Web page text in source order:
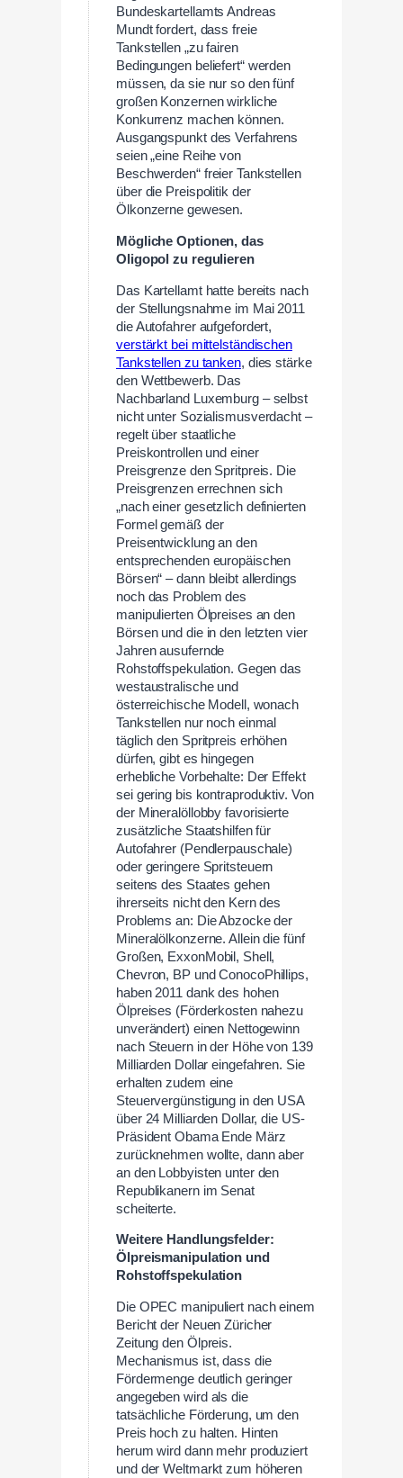
Bundeskartellamts Andreas
Mundt fordert, dass freie
Tankstellen „zu fairen
Bedingungen beliefert“ werden
müssen, da sie nur so den fünf
großen Konzernen wirkliche
Konkurrenz machen können.
Ausgangspunkt des Verfahrens
seien „eine Reihe von
Beschwerden“ freier Tankstellen
über die Preispolitik der
Ölkonzerne gewesen.
Mögliche Optionen, das
Oligopol zu regulieren
Das Kartellamt hatte bereits nach
der Stellungsnahme im Mai 2011
die Autofahrer aufgefordert,
verstärkt bei mittelständischen
Tankstellen zu tanken, dies stärke
den Wettbewerb. Das
Nachbarland Luxemburg – selbst
nicht unter Sozialismusverdacht –
regelt über staatliche
Preiskontrollen und einer
Preisgrenze den Spritpreis. Die
Preisgrenzen errechnen sich
„nach einer gesetzlich definierten
Formel gemäß der
Preisentwicklung an den
entsprechenden europäischen
Börsen“ – dann bleibt allerdings
noch das Problem des
manipulierten Ölpreises an den
Börsen und die in den letzten vier
Jahren ausufernde
Rohstoffspekulation. Gegen das
westaustralische und
österreichische Modell, wonach
Tankstellen nur noch einmal
täglich den Spritpreis erhöhen
dürfen, gibt es hingegen
erhebliche Vorbehalte: Der Effekt
sei gering bis kontraproduktiv. Von
der Mineralöllobby favorisierte
zusätzliche Staatshilfen für
Autofahrer (Pendlerpauschale)
oder geringere Spritsteuern
seitens des Staates gehen
ihrerseits nicht den Kern des
Problems an: Die Abzocke der
Mineralölkonzerne. Allein die fünf
Großen, ExxonMobil, Shell,
Chevron, BP und ConocoPhillips,
haben 2011 dank des hohen
Ölpreises (Förderkosten nahezu
unverändert) einen Nettogewinn
nach Steuern in der Höhe von 139
Milliarden Dollar eingefahren. Sie
erhalten zudem eine
Steuervergünstigung in den USA
über 24 Milliarden Dollar, die US-
Präsident Obama Ende März
zurücknehmen wollte, dann aber
an den Lobbyisten unter den
Republikanern im Senat
scheiterte.
Weitere Handlungsfelder:
Ölpreismanipulation und
Rohstoffspekulation
Die OPEC manipuliert nach einem
Bericht der Neuen Züricher
Zeitung den Ölpreis.
Mechanismus ist, dass die
Fördermenge deutlich geringer
angegeben wird als die
tatsächliche Förderung, um den
Preis hoch zu halten. Hinten
herum wird dann mehr produziert
und der Weltmarkt zum höheren